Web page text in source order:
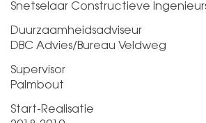
Snetselaar Constructieve
Duurzaamheidsadviseur
DBC Advies/Bureau Veldweg
Supervisor
Palmbout
Start-Realisatie